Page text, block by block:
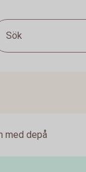
Sök
med depå